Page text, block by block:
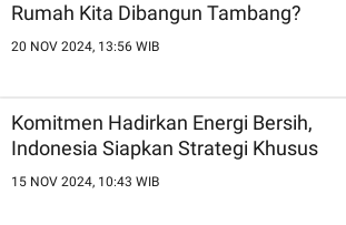
Rumah Kita Dibangun Tambang?
20 NOV 2024, 13:56 WIB
Komitmen Hadirkan Energi Bersih,
Indonesia Siapkan Strategi Khusus
15 NOV 2024, 10:43 WIB